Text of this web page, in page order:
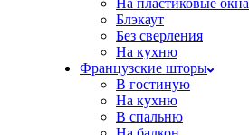
На пластиковые окна
Блэкаут
Без сверления
На кухню
Французские шторы
В гостиную
На кухню
В спальню